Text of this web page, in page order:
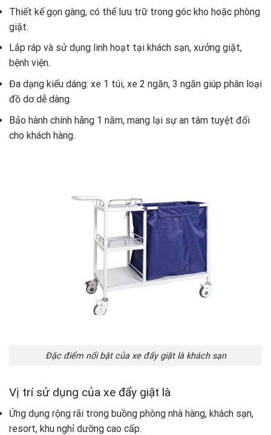
Thiết kế gọn gàng, có thể lưu trữ trong góc kho hoặc phòng
giặt.
Lắp ráp và sử dụng linh hoạt tại khách sạn, xưởng giặt,
bệnh viện.
Đa dạng kiểu dáng: xe 1 túi, xe 2 ngăn, 3 ngăn giúp phân loại
đồ dơ dễ dàng.
Bảo hành chính hãng 1 năm, mang lại sự an tâm tuyệt đối
cho khách hàng.
Đặc điểm nổi bật của xe đẩy giặt là khách sạn
Vị trí sử dụng của xe đẩy giặt là
Ứng dụng rộng rãi trong buồng phòng nhà hàng, khách sạn,
resort, khu nghỉ dưỡng cao cấp.